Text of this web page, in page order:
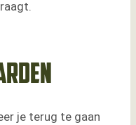
je terug te gaan